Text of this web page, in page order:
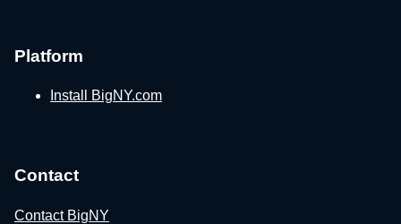
Platform
Install BigNY.com
Contact
Contact BigNY